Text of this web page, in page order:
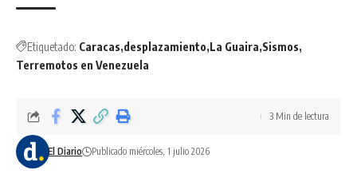
Etiquetado: Caracas desplazamiento La Guaira Sismos
Terremotos en Venezuela
El Diario Publicado miércoles, 1 julio 2026
3 Min de lectura